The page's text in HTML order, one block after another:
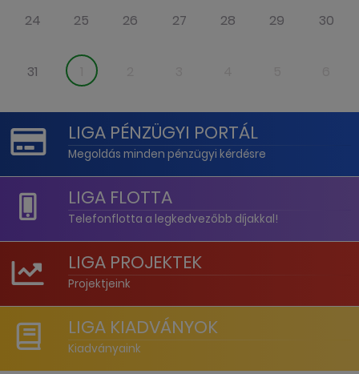
24 25 26 27 28 29 30
31
LIGA PÉNZÜGYI PORTÁL
Megoldás minden pénzügyi kérdésre
LIGA FLOTTA
Telefonflotta a legkedvezőbb díjakkal!
LIGA PROJEKTEK
Projektjeink
LIGA KIADVÁNYOK
Kiadványaink